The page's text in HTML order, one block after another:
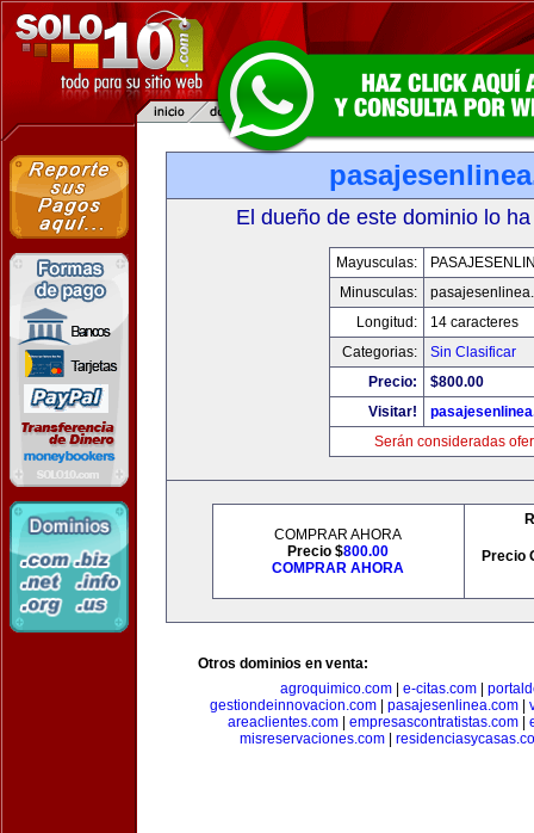
El dueño de este dominio lo
Mayusculas:
Minusculas:
Longitud:
14 caracteres
Categorias:
Sin Clasificar
Precio:
$800.00
Visitar!
Serán consideradas
COMPRAR AHORA
Precio $800.00
COMPRAR AHORA
Precio
Otros dominios en venta:
agroquimico.com
e-citas.com
gestiondeinnovacion.com| pasajesenlinea.com|
areaclientes.com| empresascontratistas.com|
misreservaciones.com|